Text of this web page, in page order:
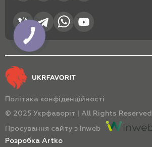
Політика конфіденційності
© 2025 Укрфаворіт | All Rights Reserved
Просування сайту з Inweb
Розробка Artko